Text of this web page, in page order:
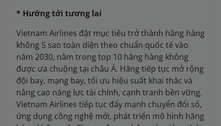
* Hướng tới tương lai
Vietnam Airlines đặt mục tiêu trở thành hãng hàng
không 5 sao toàn diện theo chuẩn quốc tế vào
năm 2030, nằm trong top 10 hãng hàng không
được ưa chuộng tại châu Á. Hãng tiếp tục mở rộng
đội bay, mạng bay, tối ưu hiệu suất khai thác và
nâng cao năng lực tài chính, cạnh tranh bền vững.
Vietnam Airlines tiếp tục đẩy mạnh chuyển đổi số,
ứng dụng công nghệ mới, phát triển mô hình hãng